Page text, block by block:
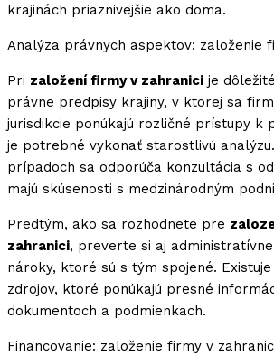
krajinách priaznivejšie ako doma.
Analýza právnych aspektov: založenie
Pri založení firmy v zahranici je
právne predpisy krajiny, v ktorej sa
jurisdikcie ponúkajú rozličné prístupy k
je potrebné vykonať starostlivú
prípadoch sa odporúča konzultácia s
majú skúsenosti s medzinárodným
Predtým, ako sa rozhodnete pre
zahranici, preverte si aj
nároky, ktoré sú s tým spojené.
zdrojov, ktoré ponúkajú presné
dokumentoch a podmienkach.
Financovanie: založenie firmy v